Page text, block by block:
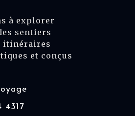
à explorer
sentiers
itinéraires
et conçus
4317